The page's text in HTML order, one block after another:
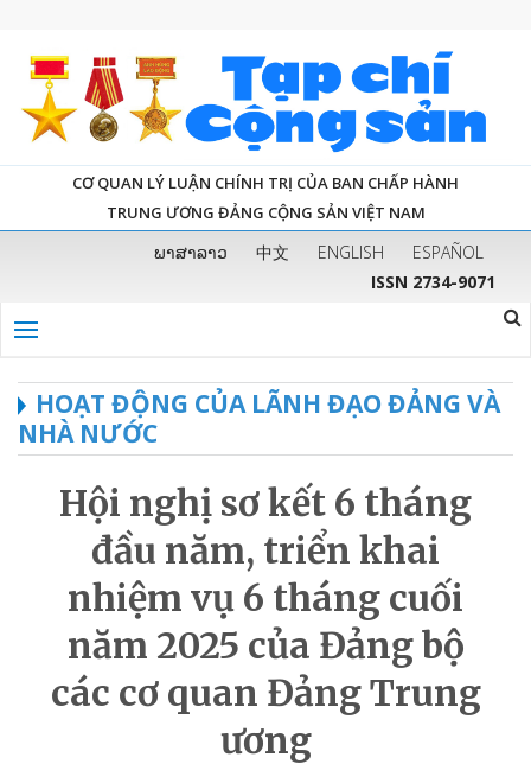
CƠ QUAN LÝ LUẬN CHÍNH TRỊ CỦA BAN CHẤP HÀNH
TRUNG ƯƠNG ĐẢNG CỘNG SẢN VIỆT NAM
ພາສາລາວ 中文 ENGLISH
ESPAÑOL
ISSN 2734-9071
HOẠT ĐỘNG CỦA LÃNH ĐẠO ĐẢNG VÀ
NHÀ NƯỚC
Hội nghị sơ kết 6 tháng
đầu năm, triển khai
nhiệm vụ 6 tháng cuối
năm 2025 của Đảng bộ
các cơ quan Đảng Trung
ương